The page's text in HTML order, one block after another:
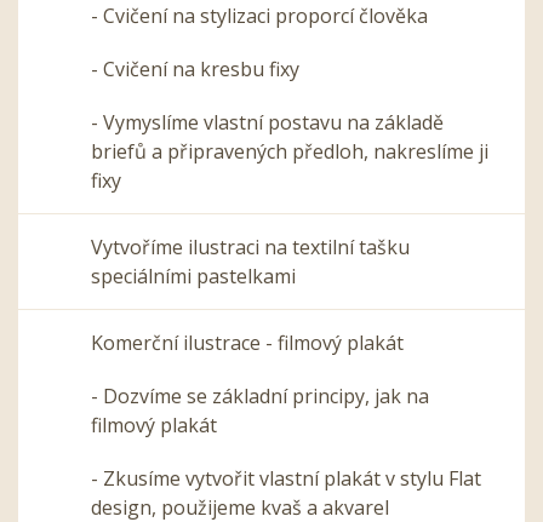
- Cvičení na stylizaci proporcí člověka
- Cvičení na kresbu fixy
- Vymyslíme vlastní postavu na základě
briefů a připravených předloh, nakreslíme ji
fixy
Vytvoříme ilustraci na textilní tašku
speciálními pastelkami
Komerční ilustrace - filmový plakát
- Dozvíme se základní principy, jak na
filmový plakát
- Zkusíme vytvořit vlastní plakát v stylu Flat
design, použijeme kvaš a akvarel